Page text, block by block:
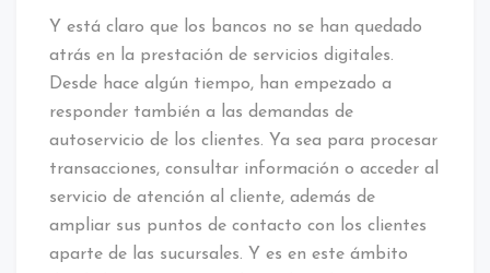
Y está claro que los bancos no se han quedado
atrás en la prestación de servicios digitales.
Desde hace algún tiempo, han empezado a
responder también a las demandas de
autoservicio de los clientes. Ya sea para procesar
transacciones, consultar información o acceder al
servicio de atención al cliente, además de
ampliar sus puntos de contacto con los clientes
aparte de las sucursales. Y es en este ámbito